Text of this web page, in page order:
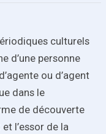
culturels
d’une personne
agente ou d’agent
dans le
de découverte
l’essor de la